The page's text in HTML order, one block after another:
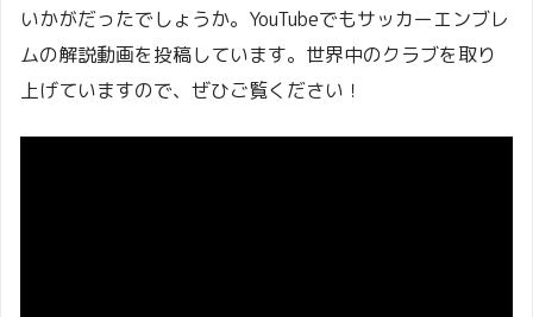
いかがだったでしょうか。YouTubeでもサッカーエンブレ
ムの解説動画を投稿しています。世界中のクラブを取り
上げていますので、ぜひご覧ください！